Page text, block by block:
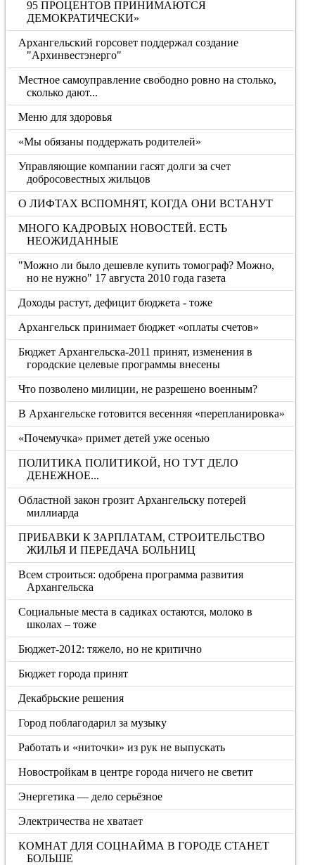
95 ПРОЦЕНТОВ ПРИНИМАЮТСЯ
ДЕМОКРАТИЧЕСКИ»
Архангельский горсовет поддержал создание
"Архинвестэнерго"
Местное самоуправление свободно ровно на столько,
сколько дают...
Меню для здоровья
«Мы обязаны поддержать родителей»
Управляющие компании гасят долги за счет
добросовестных жильцов
О ЛИФТАХ ВСПОМНЯТ, КОГДА ОНИ ВСТАНУТ
МНОГО КАДРОВЫХ НОВОСТЕЙ. ЕСТЬ
НЕОЖИДАННЫЕ
"Можно ли было дешевле купить томограф? Можно,
но не нужно" 17 августа 2010 года газета
Доходы растут, дефицит бюджета - тоже
Архангельск принимает бюджет «оплаты счетов»
Бюджет Архангельска-2011 принят, изменения в
городские целевые программы внесены
Что позволено милиции, не разрешено военным?
В Архангельске готовится весенняя «перепланировка»
«Почемучка» примет детей уже осенью
ПОЛИТИКА ПОЛИТИКОЙ, НО ТУТ ДЕЛО
ДЕНЕЖНОЕ...
Областной закон грозит Архангельску потерей
миллиарда
ПРИБАВКИ К ЗАРПЛАТАМ, СТРОИТЕЛЬСТВО
ЖИЛЬЯ И ПЕРЕДАЧА БОЛЬНИЦ
Всем строиться: одобрена программа развития
Архангельска
Социальные места в садиках остаются, молоко в
школах – тоже
Бюджет-2012: тяжело, но не критично
Бюджет города принят
Декабрьские решения
Город поблагодарил за музыку
Работать и «ниточки» из рук не выпускать
Новостройкам в центре города ничего не светит
Энергетика — дело серьёзное
Электричества не хватает
КОМНАТ ДЛЯ СОЦНАЙМА В ГОРОДЕ СТАНЕТ
БОЛЬШЕ